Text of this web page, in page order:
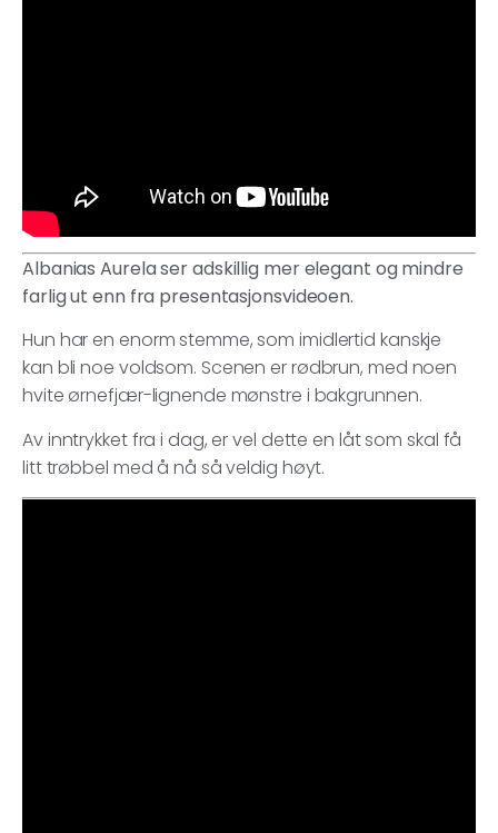
Albanias Aurela ser adskillig mer elegant og mindre
farlig ut enn fra presentasjonsvideoen.
Hun har en enorm stemme, som imidlertid kanskje
kan bli noe voldsom. Scenen er rødbrun, med noen
hvite ørnefjær-lignende mønstre i bakgrunnen.
Av inntrykket fra i dag, er vel dette en låt som skal få
litt trøbbel med å nå så veldig høyt.